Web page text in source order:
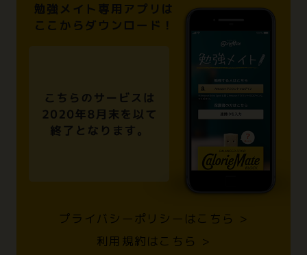
勉強メイト専用アプリは
ここからダウンロード！
プライバシーポリシーはこちら >
利用規約はこちら >